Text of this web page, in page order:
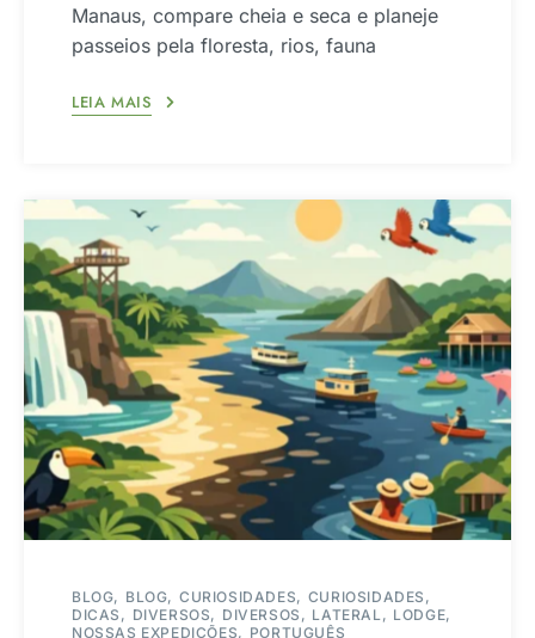
Manaus, compare cheia e seca e planeje
passeios pela floresta, rios, fauna
LEIA MAIS
BLOG BLOG CURIOSIDADES
CURIOSIDADES
DICAS
DIVERSOS DIVERSOS LATERAL
LODGE
NOSSAS EXPEDIÇÕES
PORTUGUÊS